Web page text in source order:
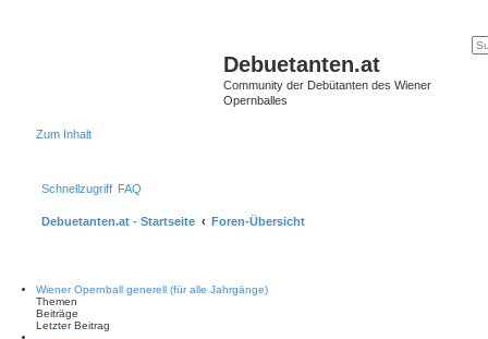
Debuetanten.at
Community der Debütanten des Wiener
Opernballes
Zum Inhalt
Schnellzugriff FAQ
Debuetanten.at - Startseite Foren-Übersicht
Wiener Opernball generell (für alle Jahrgänge)
Themen
Beiträge
Letzter Beitrag